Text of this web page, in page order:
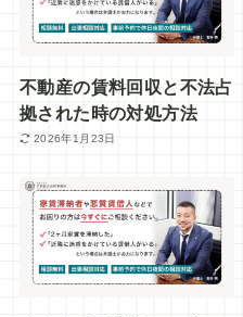
不動産の賃料回収と不法占
拠された時の対処方法
2026年1月23日